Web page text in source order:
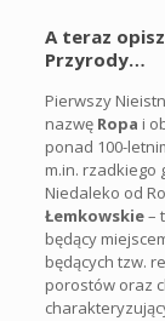
A teraz
Przyrody…
Pierwszy
nazwęRopa i
ponad 100-
m.in. rzadkiego
Niedaleko od
Łemkowskie–
będący
będących tzw.
porostów oraz